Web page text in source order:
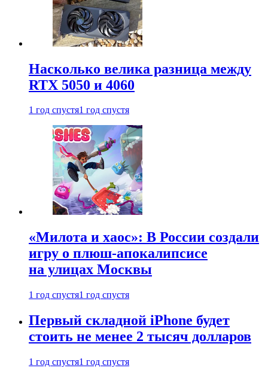
Насколько велика разница между
RTX 5050 и 4060
1 год спустя1 год спустя
«Милота и хаос»: В России создали
игру о плюш-апокалипсисе
на улицах Москвы
1 год спустя1 год спустя
Первый складной iPhone будет
стоить не менее 2 тысяч долларов
1 год спустя1 год спустя